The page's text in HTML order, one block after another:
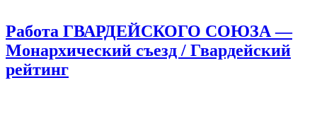
Работа ГВАРДЕЙСКОГО СОЮЗА —
Монархический съезд / Гвардейский
рейтинг